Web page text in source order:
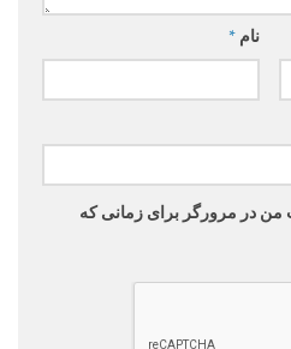
نام *
من در مرورگر برای زمانی که